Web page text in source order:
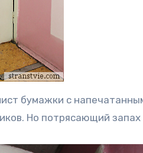
бумажки с
Но потрясающий